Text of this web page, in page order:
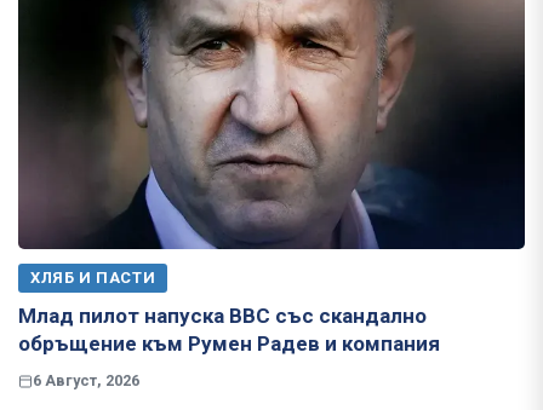
ХЛЯБ И ПАСТИ
Млад пилот напуска ВВС със скандално
обръщение към Румен Радев и компания
6 Август, 2026